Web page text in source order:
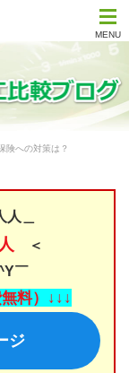
MENU
険への対策は？
＿
＜
￣
料）↓↓↓
ジ